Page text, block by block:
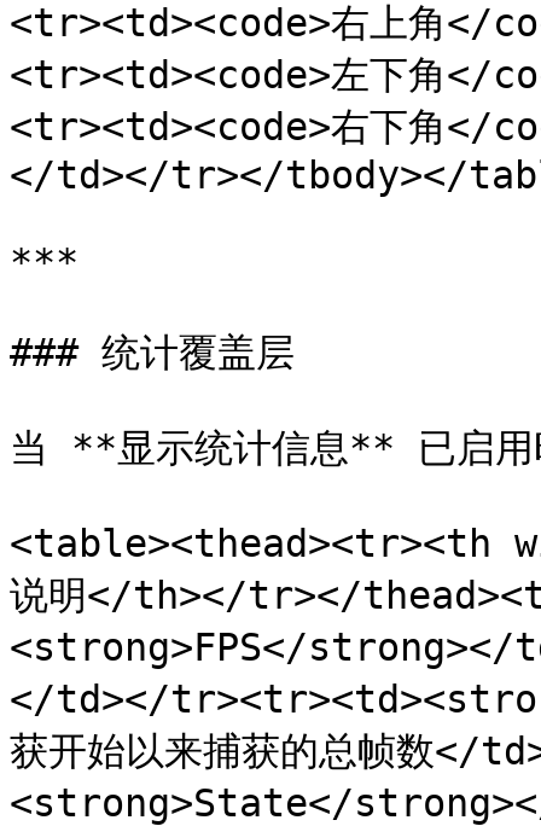
<tr><td><code>右上角</
<tr><td><code>左下角</
<tr><td><code>右下角</
</td></tr></tbody></
***
### 统计覆盖层
当 **显示统计信息** 已启用
<table><thead><tr><th
说明</th></tr></
<strong>FPS</strong></
</td></
获开始以来捕获的总帧数
<strong>State</